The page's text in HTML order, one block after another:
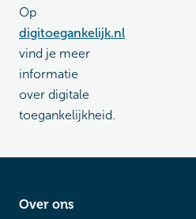
Op
digitoegankelijk.nl
vind je meer
informatie
over digitale
toegankelijkheid.
Over ons